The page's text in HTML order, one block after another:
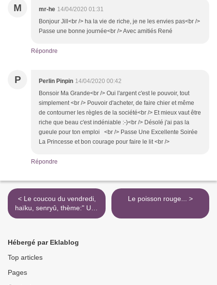
M mr-he 14/04/2020 01:31
Bonjour Jill<br /> ha la vie de riche, je ne les envies pas<br />
Passe une bonne journée<br /> Avec amitiés René
Répondre
P Perlin Pinpin 14/04/2020 00:42
Bonsoir Ma Grande<br /> Oui l'argent c'est le pouvoir, tout
simplement <br /> Pouvoir d'acheter, de faire chier et même
de contourner les règles de la société<br /> Et mieux vaut être
riche que beau c'est indéniable :-)<br /> Désolé j'ai pas la
gueule pour ton emploi <br /> Passe Une Excellente Soirée
La Princesse et bon courage pour faire le lit <br />
Répondre
< Le coucou du vendredi,
haïku, senryû, thème:" Une
couleur"...
Le poisson rouge... >
Hébergé par Eklablog
Top articles
Pages